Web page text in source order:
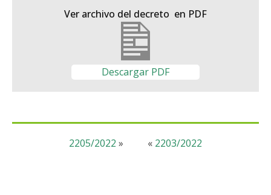
Ver archivo del decreto en PDF
Descargar PDF
« 2203/2022
2205/2022 »